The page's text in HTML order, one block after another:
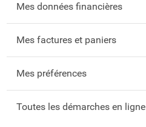
Mes données financières
Mes factures et paniers
Mes préférences
Toutes les démarches en ligne